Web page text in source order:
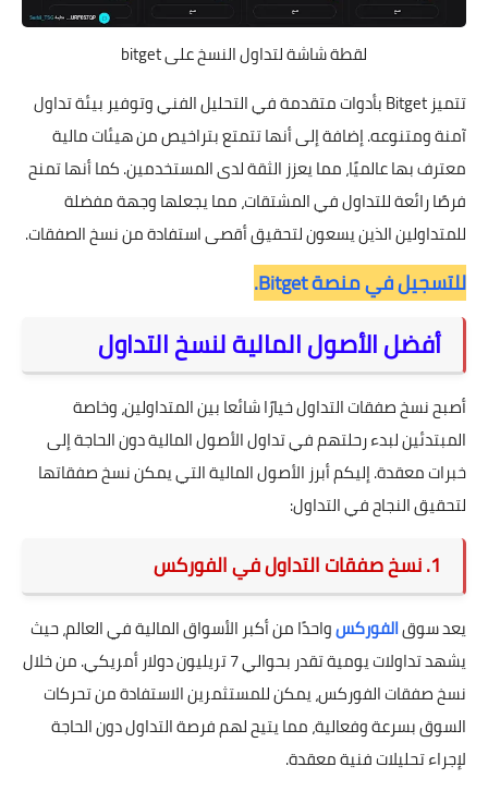
لقطة شاشة لتداول النسخ على bitget
تتميز Bitget بأدوات متقدمة في التحليل الفني وتوفير بيئة تداول
آمنة ومتنوعه. إضافة إلى أنها تتمتع بتراخيص من هيئات مالية
معترف بها عالميًا، مما يعزز الثقة لدى المستخدمين. كما أنها تمنح
فرصًا رائعة للتداول في المشتقات، مما يجعلها وجهة مفضلة
للمتداولين الذين يسعون لتحقيق أقصى استفادة من نسخ الصفقات.
للتسجيل في منصة Bitget.
أفضل الأصول المالية لنسخ التداول
أصبح نسخ صفقات التداول خيارًا شائعا بين المتداولين، وخاصة
المبتدئين لبدء رحلتهم في تداول الأصول المالية دون الحاجة إلى
خبرات معقدة. إليكم أبرز الأصول المالية التي يمكن نسخ صفقاتها
لتحقيق النجاح في التداول:
1. نسخ صفقات التداول في الفوركس
يعد سوقالفوركسواحدًا من أكبر الأسواق المالية في العالم، حيث
يشهد تداولات يومية تقدر بحوالي 7 تريليون دولار أمريكي. من خلال
نسخ صفقات الفوركس، يمكن للمستثمرين الاستفادة من تحركات
السوق بسرعة وفعالية، مما يتيح لهم فرصة التداول دون الحاجة
لإجراء تحليلات فنية معقدة.